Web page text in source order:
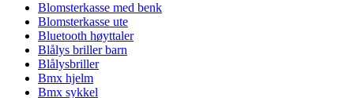
Blomsterkasse med benk
Blomsterkasse ute
Bluetooth høyttaler
Blålys briller barn
Blålysbriller
Bmx hjelm
Bmx sykkel